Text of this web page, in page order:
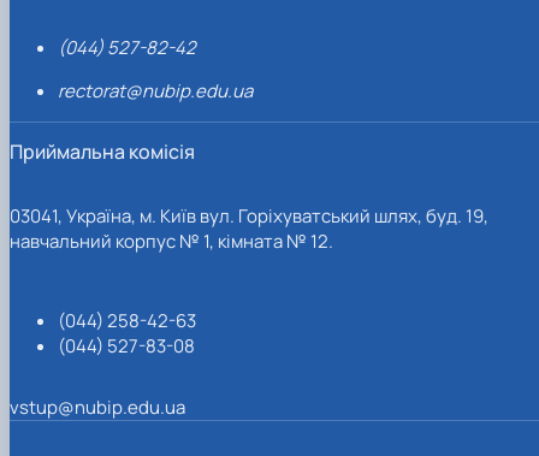
(044) 527-82-42
rectorat@nubip.edu.ua
Приймальна комісія
03041, Україна, м. Київ вул. Горіхуватський шлях, буд. 19,
навчальний корпус № 1, кімната № 12.
(044) 258-42-63
(044) 527-83-08
vstup@nubip.edu.ua